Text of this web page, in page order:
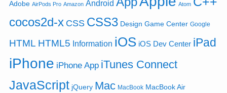
Adobe AirPods Pro Amazon Android Atom
cocos2d-x CSS CSS3 Design Game Center Google
HTML HTML5 Information iOS iOS Dev Center iPad
iPhone iPhone App iTunes Connect
JavaScript jQuery Mac MacBook MacBook Air